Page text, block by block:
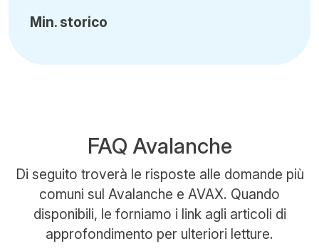
Min. storico
FAQ Avalanche
Di seguito troverà le risposte alle domande più
comuni sul Avalanche e AVAX. Quando
disponibili, le forniamo i link agli articoli di
approfondimento per ulteriori letture.